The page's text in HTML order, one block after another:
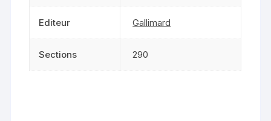
Editeur Gallimard
Sections 290